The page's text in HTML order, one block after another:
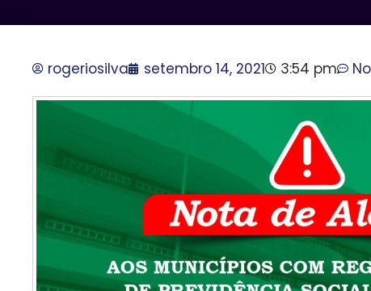
rogeriosilva setembro 14, 2021 3:54 pm